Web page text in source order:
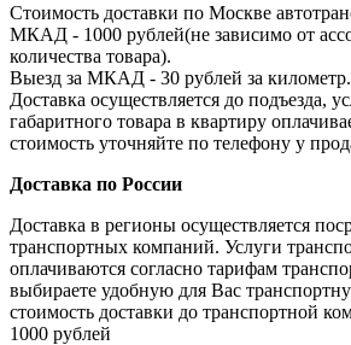
Стоимость доставки по Москве
МКАД - 1000 рублей(не зависимо от
количества товара).
Выезд за МКАД - 30 рублей за километр.
Доставка осуществляется до подъезда,
габаритного товара в квартиру
стоимость уточняйте по телефону у
Доставка по России
Доставка в регионы осуществляется
транспортных компаний. Услуги
оплачиваются согласно тарифам
выбираете удобную для Вас
стоимость доставки до транспортной
1000 рублей